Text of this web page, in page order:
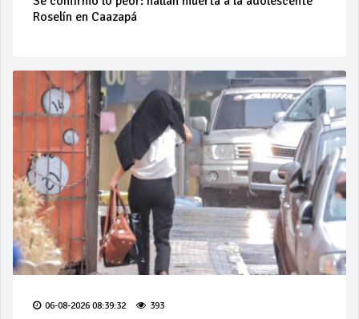
Roselín en Caazapá
06-08-2026 08:39:32 393